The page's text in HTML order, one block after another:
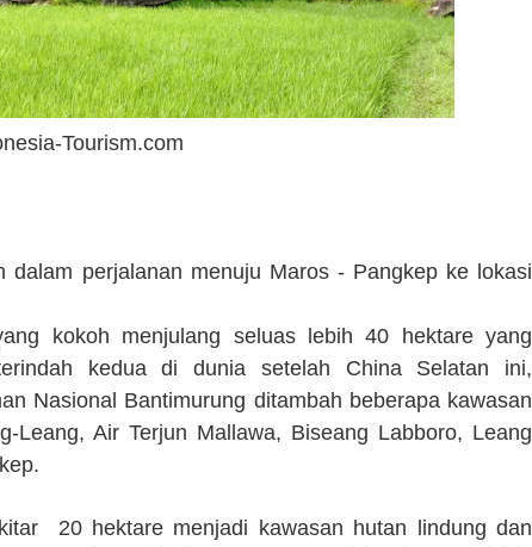
Tourism.com
dalam perjalanan menuju Maros - Pangkep ke lokasi
kokoh menjulang seluas lebih 40 hektare yang
kedua di dunia setelah China Selatan ini,
Nasional Bantimurung ditambah beberapa kawasan
Leang, Air Terjun Mallawa, Biseang Labboro, Leang
20 hektare menjadi kawasan hutan lindung dan